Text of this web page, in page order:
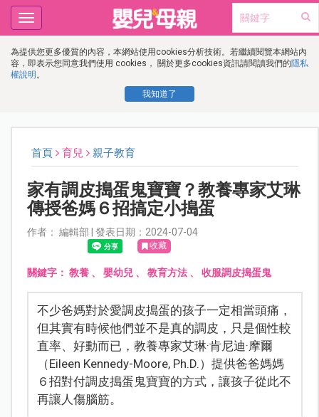
為提供您更多優質的內容，本網站使用cookies分析技術。若繼續閱覽本網站內
容，即表示您同意我們使用 cookies， 關於更多cookies資訊請閱讀我們的隱私
權說明 。
我知道了
Toggle
navigation
首頁 育兒 親子教育
家有調皮搗蛋鬼寶寶？教養專家艾琳
傳授爸媽６招搞定小搗蛋
作者： 編輯部 | 發表日期：2024-07-04
收藏
關鍵字： 教養、 嬰幼兒、 教育方法、 收服調皮搗蛋鬼
不少爸媽對於愛調皮搗蛋的孩子一定相當頭痛，
但其實有時候他們並不是真的調皮，只是個性較
直率、好動而已，教養專家艾琳·肯尼迪·摩爾
（Eileen Kennedy-Moore, Ph.D.）提供爸爸媽媽
６招對付調皮搗蛋鬼寶寶的方式，讓孩子從此不
再讓人傷腦筋。